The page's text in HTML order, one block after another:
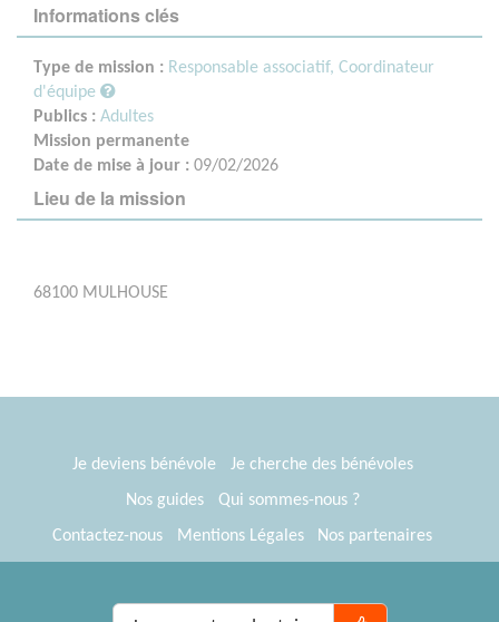
Informations clés
Type de mission : Responsable associatif, Coordinateur
d'équipe
Publics : Adultes
Mission permanente
Date de mise à jour : 09/02/2026
Lieu de la mission
68100 MULHOUSE
Je deviens bénévole
Je cherche des bénévoles
Nos guides
Qui sommes-nous ?
Contactez-nous
Mentions Légales
Nos partenaires
® Tous Bénévoles 2012-2026
Webkast